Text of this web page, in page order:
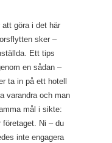
göra i det här
sker –
Ett tips
en sådan –
ta in på ett hotell
varandra och man
mål i sikte:
företaget. Ni – du
inte engagera